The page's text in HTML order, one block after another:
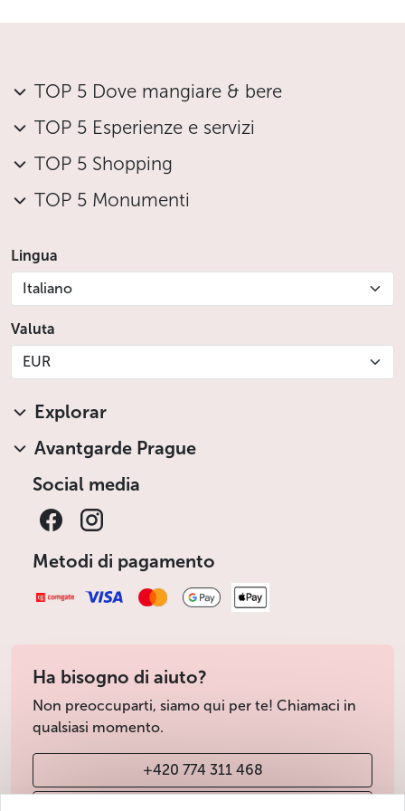
TOP 5 Dove mangiare & bere
TOP 5 Esperienze e servizi
TOP 5 Shopping
TOP 5 Monumenti
Lingua
Italiano
Valuta
EUR
Explorar
Avantgarde Prague
Social media
Metodi di pagamento
Ha bisogno di aiuto?
Non preoccuparti, siamo qui per te! Chiamaci in
qualsiasi momento.
+420 774 311 468